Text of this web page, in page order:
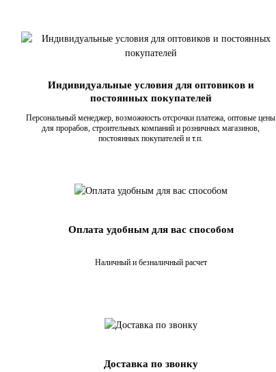
Индивидуальные условия для оптовиков и
постоянных покупателей
Персональный менеджер, возможность отсрочки платежа, оптовые цены
для прорабов, строительных компаний и розничных магазинов,
постоянных покупателей и т.п.
Оплата удобным для вас способом
Наличный и безналичный расчет
Доставка по звонку